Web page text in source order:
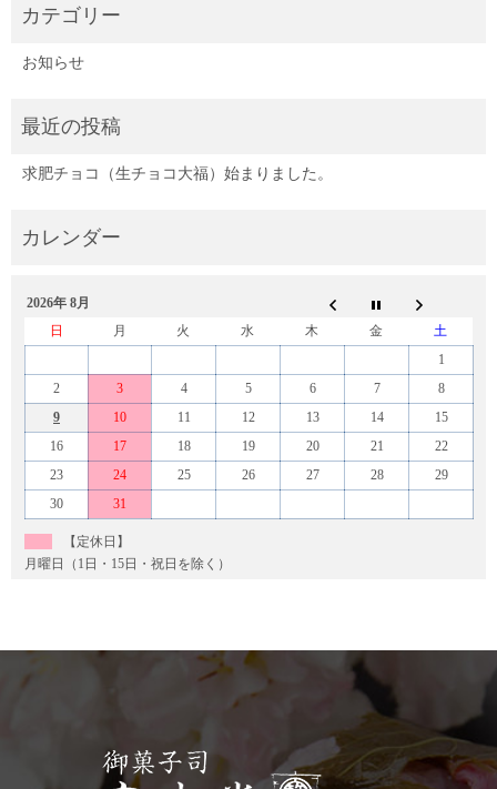
お知らせ
求肥チョコ（生チョコ大福）始まりました。
2026年 8月
日
月 火 水 木 金
土
1
2
3 4 5 6 7
8
9
10 11 12 13 14
15
16
17 18 19 20 21
22
23
24 25 26 27 28
29
30
31
【定休日】
月曜日（1日・15日・祝日を除く）